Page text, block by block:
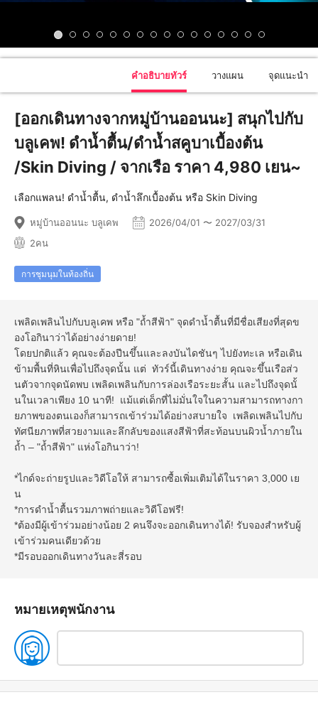
คำอธิบายทัวร์ วางแผน จุดแนะนำ
[ออกเดินทางจากหมู่บ้านออนนะ] สนุกไปกับ
บลูเคพ! ดำน้ำตื้น/ดำน้ำสคูบาเบื้องต้น
/Skin Diving / จากเรือ ราคา 4,980 เยน~
เลือกแพลน! ดำน้ำตื้น, ดำน้ำลึกเบื้องต้น หรือ Skin Diving
หมู่บ้านออนนะ บลูเคพ
2026/04/01 〜 2027/03/31
2คน
การชุมนุมในท้องถิ่น
เพลิดเพลินไปกับบลูเคพ หรือ "ถ้ำสีฟ้า" จุดดำน้ำตื้นที่มีชื่อเสียงที่สุดข
องโอกินาว่าได้อย่างง่ายดาย!
โดยปกติแล้ว คุณจะต้องปีนขึ้นและลงบันไดชันๆ ไปยังทะเล หรือเดิน
ข้ามพื้นที่หินเพื่อไปถึงจุดนั้น แต่ ทัวร์นี้เดินทางง่าย คุณจะขึ้นเรือส่ว
นตัวจากจุดนัดพบ เพลิดเพลินกับการล่องเรือระยะสั้น และไปถึงจุดนั้
นในเวลาเพียง 10 นาที! แม้แต่เด็กที่ไม่มั่นใจในความสามารถทางกา
ยภาพของตนเองก็สามารถเข้าร่วมได้อย่างสบายใจ เพลิดเพลินไปกับ
ทัศนียภาพที่สวยงามและลึกลับของแสงสีฟ้าที่สะท้อนบนผิวน้ำภายใน
ถ้ำ – "ถ้ำสีฟ้า" แห่งโอกินาว่า!
*ไกด์จะถ่ายรูปและวิดีโอให้ สามารถซื้อเพิ่มเติมได้ในราคา 3,000 เย
น
*การดำน้ำตื้นรวมภาพถ่ายและวิดีโอฟรี!
*ต้องมีผู้เข้าร่วมอย่างน้อย 2 คนจึงจะออกเดินทางได้! รับจองสำหรับผู้
เข้าร่วมคนเดียวด้วย
*มีรอบออกเดินทางวันละสี่รอบ
หมายเหตุพนักงาน